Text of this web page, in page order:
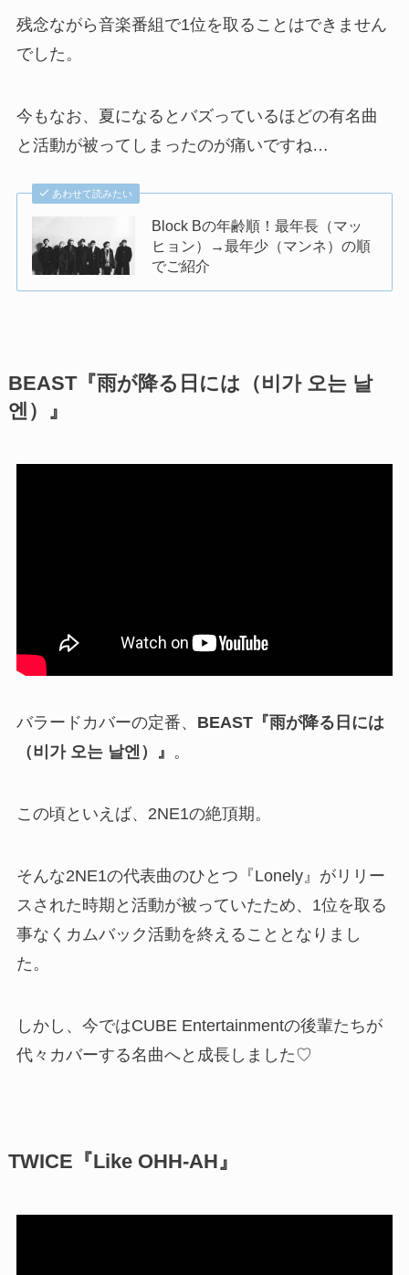
残念ながら音楽番組で1位を取ることはできません
でした。
今もなお、夏になるとバズっているほどの有名曲
と活動が被ってしまったのが痛いですね…
あわせて読みたい
Block Bの年齢順！最年長（マッ
ヒョン）→最年少（マンネ）の順
でご紹介
BEAST『雨が降る日には（비가 오는 날
엔）』
バラードカバーの定番、 BEAST『雨が降る日には
（비가 오는 날엔）』 。
この頃といえば、2NE1の絶頂期。
そんな2NE1の代表曲のひとつ『Lonely』がリリー
スされた時期と活動が被っていたため、1位を取る
事なくカムバック活動を終えることとなりまし
た。
しかし、今ではCUBE Entertainmentの後輩たちが
代々カバーする名曲へと成長しました♡
TWICE『Like OHH-AH』